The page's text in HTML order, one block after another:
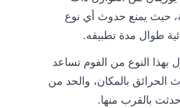
حيث يمنع حدوث أي نوع
طوال مدة تطبيقه.
بهذا النوع من الفوم تساعد
الحرائق بالمكان، والحد من
بالقرب منها.